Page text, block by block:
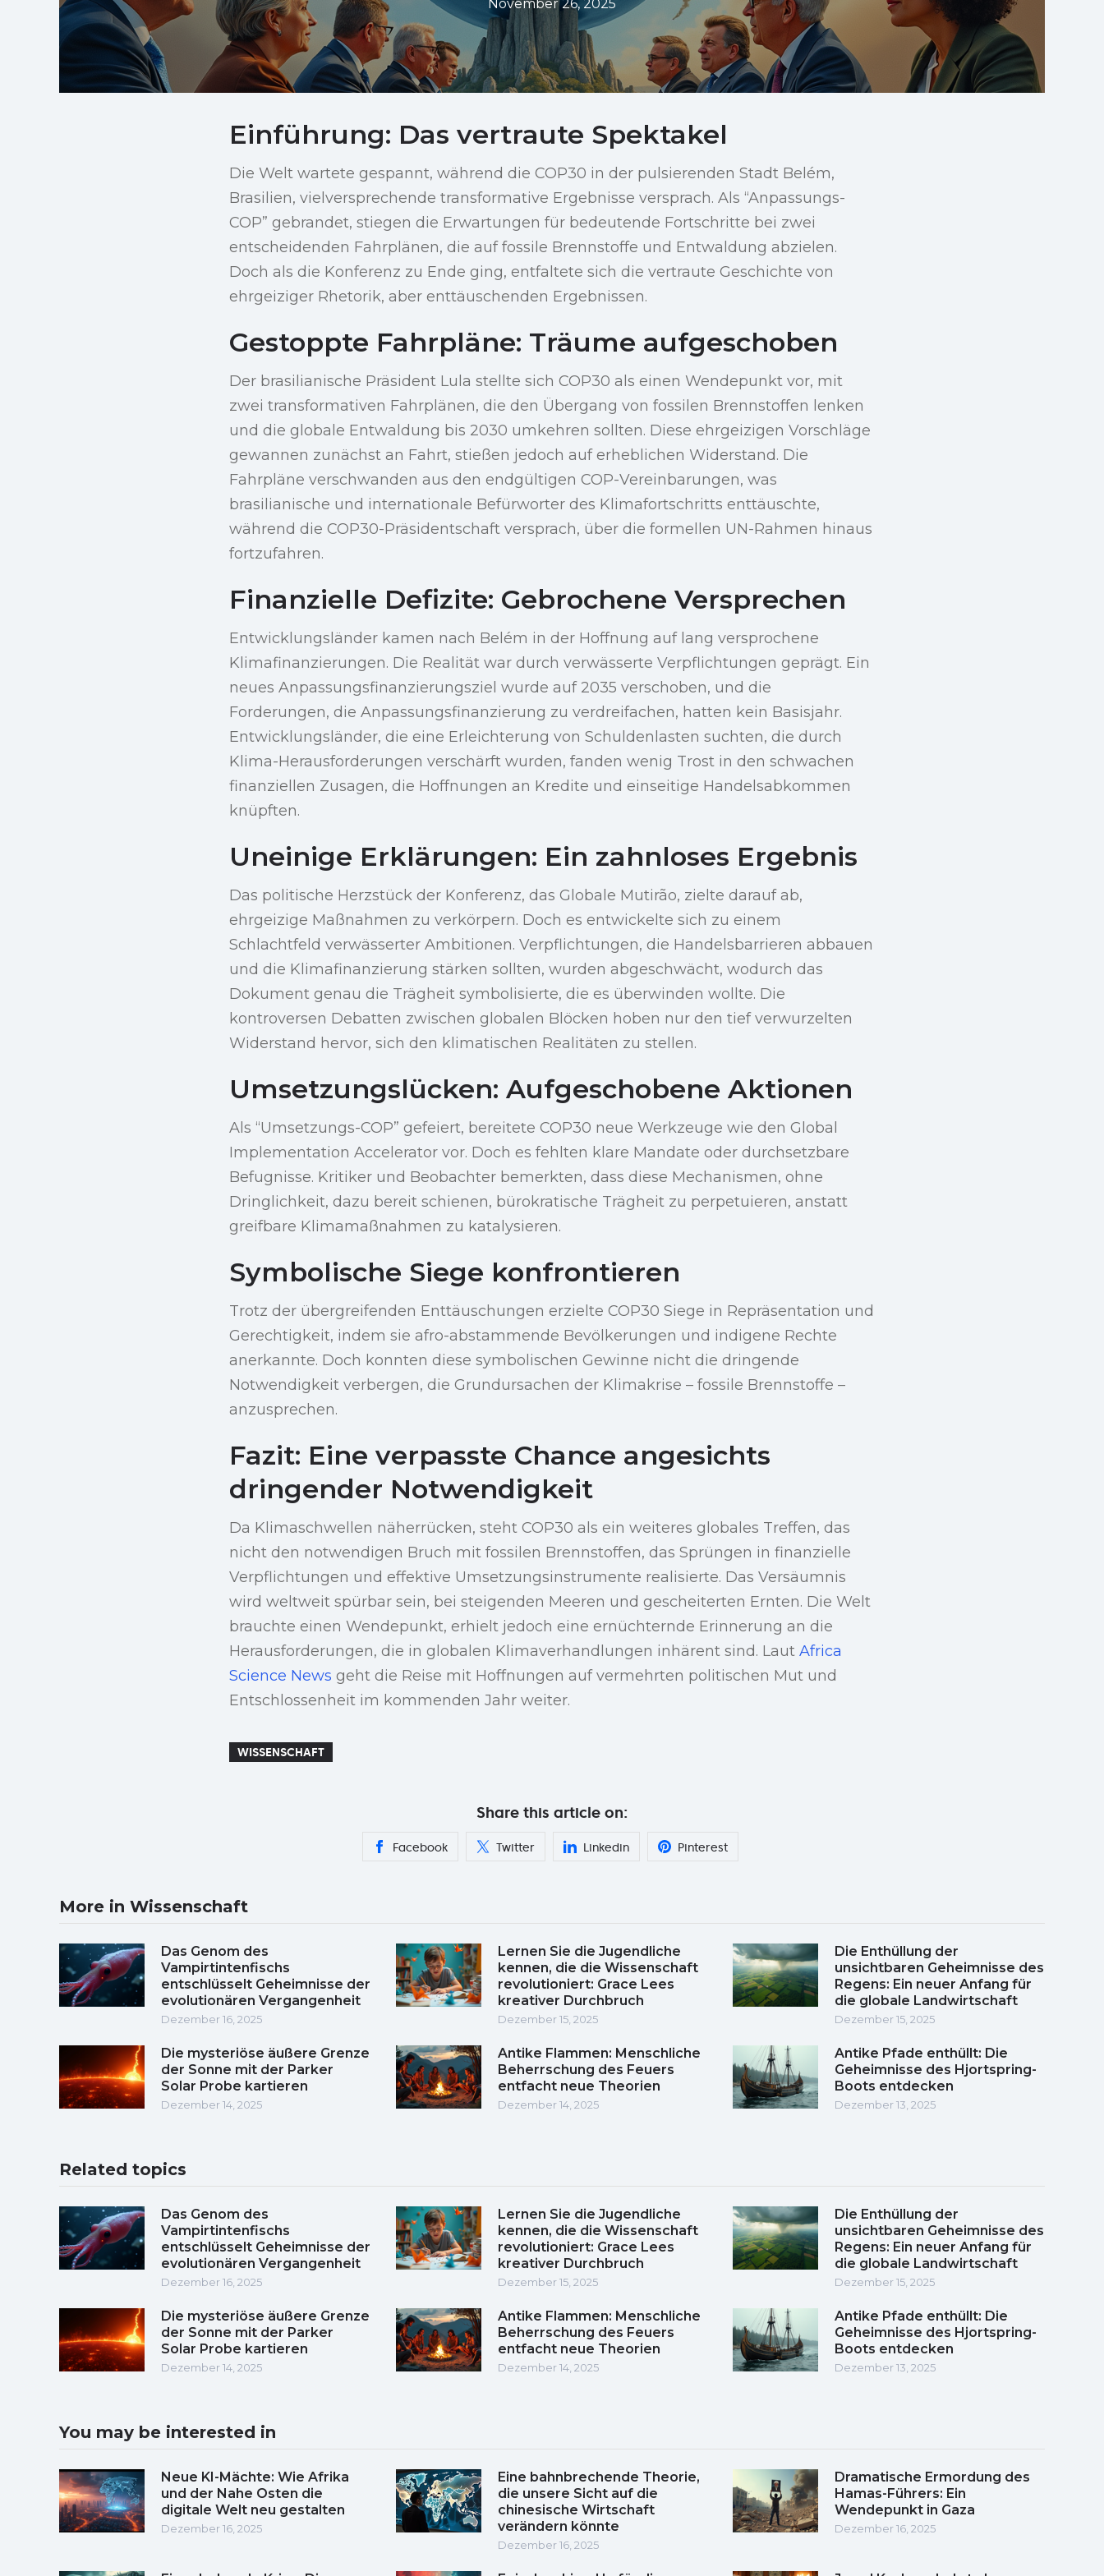
November 26, 2025
Einführung: Das vertraute Spektakel
Die Welt wartete gespannt, während die COP30 in der pulsierenden Stadt Belém,
Brasilien, vielversprechende transformative Ergebnisse versprach. Als “Anpassungs-
COP” gebrandet, stiegen die Erwartungen für bedeutende Fortschritte bei zwei
entscheidenden Fahrplänen, die auf fossile Brennstoffe und Entwaldung abzielen.
Doch als die Konferenz zu Ende ging, entfaltete sich die vertraute Geschichte von
ehrgeiziger Rhetorik, aber enttäuschenden Ergebnissen.
Gestoppte Fahrpläne: Träume aufgeschoben
Der brasilianische Präsident Lula stellte sich COP30 als einen Wendepunkt vor, mit
zwei transformativen Fahrplänen, die den Übergang von fossilen Brennstoffen lenken
und die globale Entwaldung bis 2030 umkehren sollten. Diese ehrgeizigen Vorschläge
gewannen zunächst an Fahrt, stießen jedoch auf erheblichen Widerstand. Die
Fahrpläne verschwanden aus den endgültigen COP-Vereinbarungen, was
brasilianische und internationale Befürworter des Klimafortschritts enttäuschte,
während die COP30-Präsidentschaft versprach, über die formellen UN-Rahmen hinaus
fortzufahren.
Finanzielle Defizite: Gebrochene Versprechen
Entwicklungsländer kamen nach Belém in der Hoffnung auf lang versprochene
Klimafinanzierungen. Die Realität war durch verwässerte Verpflichtungen geprägt. Ein
neues Anpassungsfinanzierungsziel wurde auf 2035 verschoben, und die
Forderungen, die Anpassungsfinanzierung zu verdreifachen, hatten kein Basisjahr.
Entwicklungsländer, die eine Erleichterung von Schuldenlasten suchten, die durch
Klima-Herausforderungen verschärft wurden, fanden wenig Trost in den schwachen
finanziellen Zusagen, die Hoffnungen an Kredite und einseitige Handelsabkommen
knüpften.
Uneinige Erklärungen: Ein zahnloses Ergebnis
Das politische Herzstück der Konferenz, das Globale Mutirão, zielte darauf ab,
ehrgeizige Maßnahmen zu verkörpern. Doch es entwickelte sich zu einem
Schlachtfeld verwässerter Ambitionen. Verpflichtungen, die Handelsbarrieren abbauen
und die Klimafinanzierung stärken sollten, wurden abgeschwächt, wodurch das
Dokument genau die Trägheit symbolisierte, die es überwinden wollte. Die
kontroversen Debatten zwischen globalen Blöcken hoben nur den tief verwurzelten
Widerstand hervor, sich den klimatischen Realitäten zu stellen.
Umsetzungslücken: Aufgeschobene Aktionen
Als “Umsetzungs-COP” gefeiert, bereitete COP30 neue Werkzeuge wie den Global
Implementation Accelerator vor. Doch es fehlten klare Mandate oder durchsetzbare
Befugnisse. Kritiker und Beobachter bemerkten, dass diese Mechanismen, ohne
Dringlichkeit, dazu bereit schienen, bürokratische Trägheit zu perpetuieren, anstatt
greifbare Klimamaßnahmen zu katalysieren.
Symbolische Siege konfrontieren
Trotz der übergreifenden Enttäuschungen erzielte COP30 Siege in Repräsentation und
Gerechtigkeit, indem sie afro-abstammende Bevölkerungen und indigene Rechte
anerkannte. Doch konnten diese symbolischen Gewinne nicht die dringende
Notwendigkeit verbergen, die Grundursachen der Klimakrise – fossile Brennstoffe –
anzusprechen.
Fazit: Eine verpasste Chance angesichts
dringender Notwendigkeit
Da Klimaschwellen näherrücken, steht COP30 als ein weiteres globales Treffen, das
nicht den notwendigen Bruch mit fossilen Brennstoffen, das Sprüngen in finanzielle
Verpflichtungen und effektive Umsetzungsinstrumente realisierte. Das Versäumnis
wird weltweit spürbar sein, bei steigenden Meeren und gescheiterten Ernten. Die Welt
brauchte einen Wendepunkt, erhielt jedoch eine ernüchternde Erinnerung an die
Herausforderungen, die in globalen Klimaverhandlungen inhärent sind. Laut Africa
Science News geht die Reise mit Hoffnungen auf vermehrten politischen Mut und
Entschlossenheit im kommenden Jahr weiter.
WISSENSCHAFT
Share this article on:
Facebook Twitter Linkedin Pinterest
More in Wissenschaft
Das Genom des
Vampirtintenfischs
entschlüsselt Geheimnisse der
evolutionären Vergangenheit
Dezember 16, 2025
Lernen Sie die Jugendliche
kennen, die die Wissenschaft
revolutioniert: Grace Lees
kreativer Durchbruch
Dezember 15, 2025
Die Enthüllung der
unsichtbaren Geheimnisse des
Regens: Ein neuer Anfang für
die globale Landwirtschaft
Dezember 15, 2025
Die mysteriöse äußere Grenze
der Sonne mit der Parker
Solar Probe kartieren
Dezember 14, 2025
Antike Flammen: Menschliche
Beherrschung des Feuers
entfacht neue Theorien
Dezember 14, 2025
Antike Pfade enthüllt: Die
Geheimnisse des Hjortspring-
Boots entdecken
Dezember 13, 2025
Related topics
Das Genom des
Vampirtintenfischs
entschlüsselt Geheimnisse der
evolutionären Vergangenheit
Dezember 16, 2025
Lernen Sie die Jugendliche
kennen, die die Wissenschaft
revolutioniert: Grace Lees
kreativer Durchbruch
Dezember 15, 2025
Die Enthüllung der
unsichtbaren Geheimnisse des
Regens: Ein neuer Anfang für
die globale Landwirtschaft
Dezember 15, 2025
Die mysteriöse äußere Grenze
der Sonne mit der Parker
Solar Probe kartieren
Dezember 14, 2025
Antike Flammen: Menschliche
Beherrschung des Feuers
entfacht neue Theorien
Dezember 14, 2025
Antike Pfade enthüllt: Die
Geheimnisse des Hjortspring-
Boots entdecken
Dezember 13, 2025
You may be interested in
Neue KI-Mächte: Wie Afrika
und der Nahe Osten die
digitale Welt neu gestalten
Dezember 16, 2025
Eine bahnbrechende Theorie,
die unsere Sicht auf die
chinesische Wirtschaft
verändern könnte
Dezember 16, 2025
Dramatische Ermordung des
Hamas-Führers: Ein
Wendepunkt in Gaza
Dezember 16, 2025